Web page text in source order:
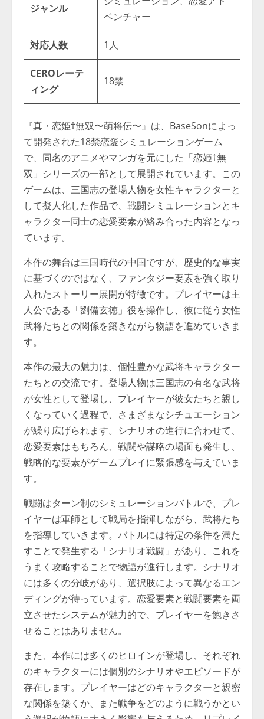
ジャンル
ベンチャー
対応人数 1人
CEROレーテ
ィング
18禁
『真・恋姫†無双〜萌将伝〜』は、BaseSonによっ
て開発された18禁恋愛シミュレーションゲーム
で、同名のアニメやマンガを元にした「恋姫†無
双」シリーズの一部として展開されています。この
ゲームは、三国志の登場人物を女性キャラクターと
して擬人化した作品で、戦闘シミュレーションとキ
ャラクター同士の恋愛要素が絡み合った内容となっ
ています。
本作の舞台は三国時代の中国ですが、歴史的な事実
に基づくのではなく、ファンタジー要素を強く取り
入れたストーリー展開が特徴です。プレイヤーは主
人公である「劉備玄徳」役を操作し、彼に従う女性
武将たちとの関係を築きながら物語を進めていきま
す。
本作の最大の魅力は、個性豊かな武将キャラクター
たちとの交流です。登場人物は三国志の有名な武将
が女性として登場し、プレイヤーが彼女たちと親し
くなっていく過程で、さまざまなシチュエーション
が繰り広げられます。シナリオの進行に合わせて、
恋愛要素はもちろん、戦闘や謀略の場面も発生し、
戦略的な要素がゲームプレイに緊張感を与えていま
す。
戦闘はターン制のシミュレーションバトルで、プレ
イヤーは軍師として戦局を指揮しながら、武将たち
を指導していきます。バトルには特定の条件を満た
すことで発生する「シナリオ戦闘」があり、これを
うまく攻略することで物語が進行します。シナリオ
には多くの分岐があり、選択肢によって異なるエン
ディングが待っています。恋愛要素と戦闘要素を両
立させたシステムが魅力的で、プレイヤーを飽きさ
せることはありません。
また、本作には多くのヒロインが登場し、それぞれ
のキャラクターには個別のシナリオやエピソードが
存在します。プレイヤーはどのキャラクターと親密
な関係を築くか、また戦争をどのように戦うかとい